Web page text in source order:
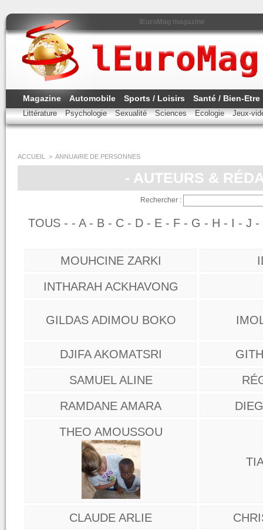
lEuroMag magazine
Magazine Automobile Sports / Loisirs Santé / Bien-Etre
Littérature Psychologie Sexualité Sciences Ecologie Jeux-
ACCUEIL > ANNUAIRE DE PERSONNES
- AUTEURS &
Rechercher :
TOUS - -A - B - C - D - E - F - G - H - I -J -
MOUHCINE ZARKI
INTHARAH ACKHAVONG
GILDAS ADIMOU BOKO
DJIFA AKOMATSRI
SAMUEL ALINE
RAMDANE AMARA
THEO AMOUSSOU
CLAUDE ARLIE